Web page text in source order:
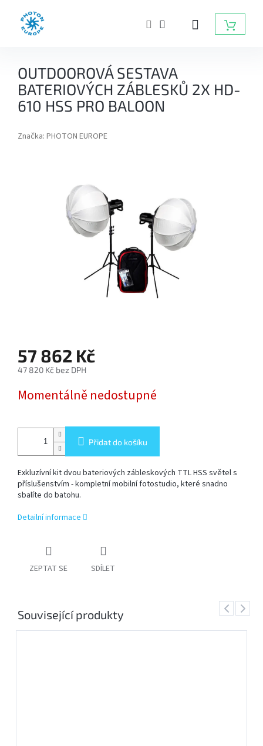
KOŠÍK
SVĚTLA
DO
FOTOATELIÉRU
ZÁBLESKY
BLESKY
FOTOGRAFICKÁ
PŘÍSLUŠENSTVÍ
DSLR
PŘÍSLUŠENSTVÍ
FOTOSTUDIO
NÁHRADNÍ
DÍLY
KAZOVÉ
OUTDOOROVÁ SESTAVA
BATERIOVÝCH ZÁBLESKŮ 2X HD-
610 HSS PRO BALOON
Značka: PHOTON EUROPE
57 862 Kč
47 820 Kč bez DPH
cena:
Momentálně nedostupné
Přidat do košíku
Exkluzívní kit dvou bateriových zábleskových TTL HSS světel s
příslušenstvím - kompletní mobilní fotostudio, které snadno
sbalíte do batohu.
Detailní informace
ZEPTAT SE SDÍLET
Související produkty Previous
Next